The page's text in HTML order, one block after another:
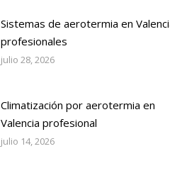
Sistemas de aerotermia en
profesionales
julio 28, 2026
Climatización por aerotermia en
Valencia profesional
julio 14, 2026